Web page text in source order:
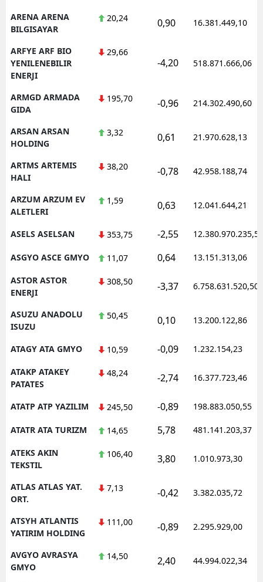
ARENA ARENA
BILGISAYAR
20,24 0,90 16.381.449,10
ARFYE ARF BIO
YENILENEBILIR
ENERJI
29,66
-4,20 518.871.666,06
ARMGD ARMADA
GIDA
195,70 -0,96 214.302.490,60
ARSAN ARSAN
HOLDING
3,32 0,61 21.970.628,13
ARTMS ARTEMIS
HALI
38,20 -0,78 42.958.188,74
ARZUM ARZUM EV
ALETLERI
1,59 0,63 12.041.644,21
ASELS ASELSAN 353,75 -2,55 12.380.970.235,50
ASGYO ASCE GMYO 11,07 0,64 13.151.313,06
ASTOR ASTOR
ENERJI
308,50 -3,37 6.758.631.520,50
ASUZU ANADOLU
ISUZU
50,45 0,10 13.200.122,86
ATAGY ATA GMYO 10,59 -0,09 1.232.154,23
ATAKP ATAKEY
PATATES
48,24 -2,74 16.377.723,46
ATATP ATP YAZILIM 245,50 -0,89 198.883.050,55
ATATR ATA TURIZM 14,65 5,78 481.141.203,37
ATEKS AKIN
TEKSTIL
106,40 3,80 1.010.973,30
ATLAS ATLAS YAT.
ORT.
7,13 -0,42 3.382.035,72
ATSYH ATLANTIS
YATIRIM HOLDING
111,00 -0,89 2.295.929,00
AVGYO AVRASYA
GMYO
14,50 2,40 44.994.022,34